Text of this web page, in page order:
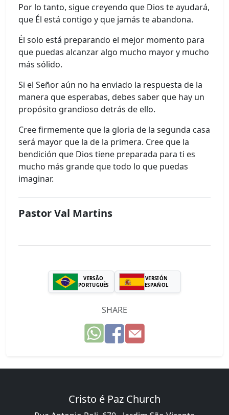
Por lo tanto, sigue creyendo que Dios te ayudará,
que Él está contigo y que jamás te abandona.
Él solo está preparando el mejor momento para
que puedas alcanzar algo mucho mayor y mucho
más sólido.
Si el Señor aún no ha enviado la respuesta de la
manera que esperabas, debes saber que hay un
propósito grandioso detrás de ello.
Cree firmemente que la gloria de la segunda casa
será mayor que la de la primera. Cree que la
bendición que Dios tiene preparada para ti es
mucho más grande que todo lo que puedas
imaginar.
Pastor Val Martins
VERSÃO
PORTUGUÊS
VERSIÓN
ESPAÑOL
SHARE
Cristo é Paz Church